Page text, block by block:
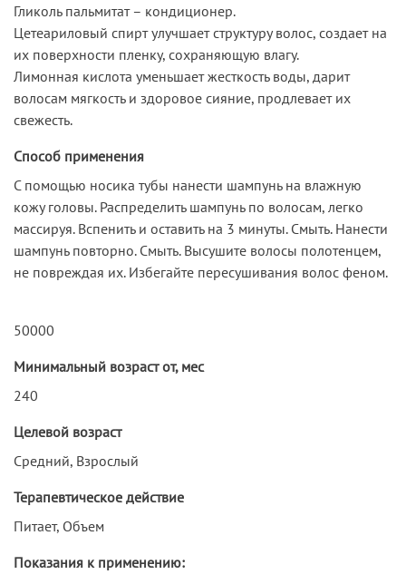
Гликоль пальмитат – кондиционер.
Цетеариловый спирт улучшает структуру волос, создает на
их поверхности пленку, сохраняющую влагу.
Лимонная кислота уменьшает жесткость воды, дарит
волосам мягкость и здоровое сияние, продлевает их
свежесть.
Способ применения
С помощью носика тубы нанести шампунь на влажную
кожу головы. Распределить шампунь по волосам, легко
массируя. Вспенить и оставить на 3 минуты. Смыть. Нанести
шампунь повторно. Смыть. Высушите волосы полотенцем,
не повреждая их. Избегайте пересушивания волос феном.
50000
Минимальный возраст от, мес
240
Целевой возраст
Средний, Взрослый
Терапевтическое действие
Питает, Объем
Показания к применению: